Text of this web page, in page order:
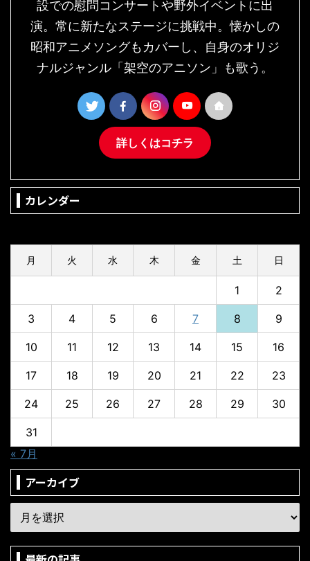
設での慰問コンサートや野外イベントに出
演。常に新たなステージに挑戦中。懐かしの
昭和アニメソングもカバーし、自身のオリジ
ナルジャンル「架空のアニソン」も歌う。
詳しくはコチラ
カレンダー
月 火 水 木 金 土 日
1 2
3 4 5 6 7 8 9
10 11 12 13 14 15 16
17 18 19 20 21 22 23
24 25 26 27 28 29 30
31
« 7月
アーカイブ